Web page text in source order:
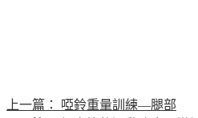
上一篇：
啞鈴重量訓練—腿部